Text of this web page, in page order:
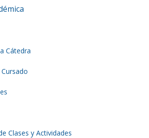
Cátedra
Clases y Actividades